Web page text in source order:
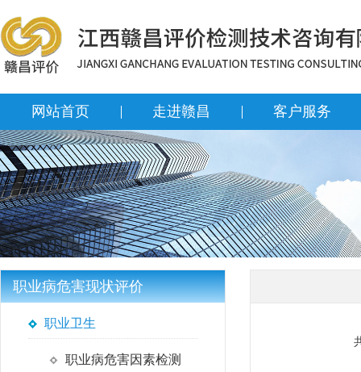
网站首页 走进赣昌 客户服务
职业病危害现状评价
职业卫生
职业病危害因素检测